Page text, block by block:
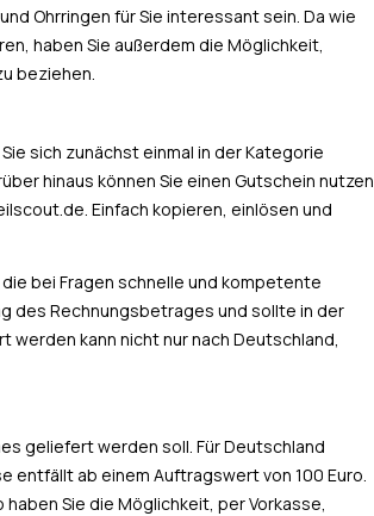
Ohrringen für Sie interessant sein. Da wie
haben Sie außerdem die Möglichkeit,
beziehen.
sich zunächst einmal in der Kategorie
hinaus können Sie einen Gutschein nutzen
Einfach kopieren, einlösen und
bei Fragen schnelle und kompetente
des Rechnungsbetrages und sollte in der
werden kann nicht nur nach Deutschland,
geliefert werden soll. Für Deutschland
entfällt ab einem Auftragswert von 100 Euro.
Sie die Möglichkeit, per Vorkasse,